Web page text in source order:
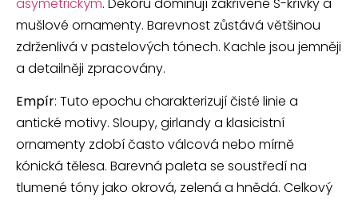
mušlové ornamenty. Barevnost zůstává většinou
zdrženlivá v pastelových tónech. Kachle jsou jemněji
a detailněji zpracovány.
Empír: Tuto epochu charakterizují čisté linie a
antické motivy. Sloupy, girlandy a klasicistní
ornamenty zdobí často válcová nebo mírně
kónická tělesa. Barevná paleta se soustředí na
tlumené tóny jako okrová, zelená a hnědá. Celkový